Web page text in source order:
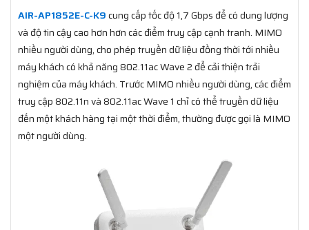
AIR-AP1852E-C-K9cung cấp tốc độ 1,7 Gbps để có dung lượng
và độ tin cậy cao hơn hơn các điểm truy cập cạnh tranh. MIMO
nhiều người dùng, cho phép truyền dữ liệu đồng thời tới nhiều
máy khách có khả năng 802.11ac Wave 2 để cải thiện trải
nghiệm của máy khách. Trước MIMO nhiều người dùng, các điểm
truy cập 802.11n và 802.11ac Wave 1 chỉ có thể truyền dữ liệu
đến một khách hàng tại một thời điểm, thường được gọi là MIMO
một người dùng.